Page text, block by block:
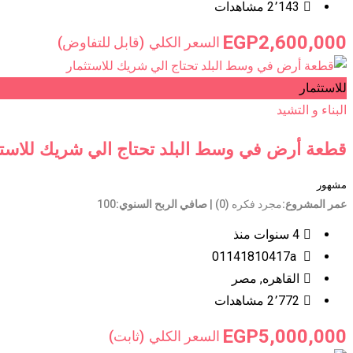
2٬143 مشاهدات
EGP2,600,000 السعر الكلي (قابل للتفاوض)
للاستثمار
البناء و التشيد
قطعة أرض في وسط البلد تحتاج الي شريك
مشهور
عمر المشروع مجرد فكره (0) صافي الربح السنوي 100
4 سنوات منذ
القاهره, مصر
2٬772 مشاهدات
EGP5,000,000 السعر الكلي (ثابت)